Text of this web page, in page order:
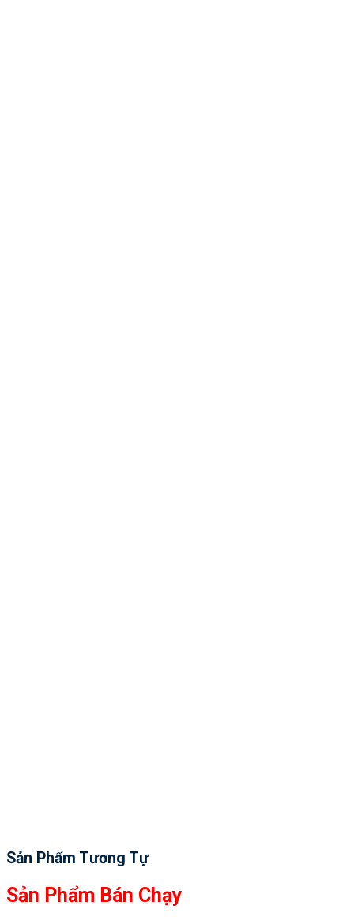
Sản Phẩm Tương Tự
Sản Phẩm Bán Chạy